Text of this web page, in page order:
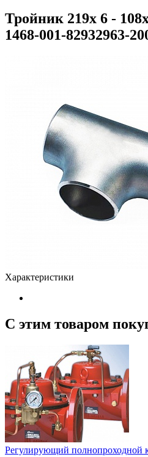
Тройник 219х 6 -
1468-001-82932963-
Характеристики
С этим товаром
Регулирующий полнопроходной